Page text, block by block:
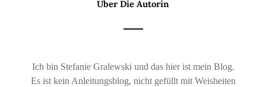
Über Die Autorin
Ich bin Stefanie Gralewski und das hier ist mein Blog.
Es ist kein Anleitungsblog, nicht gefüllt mit Weisheiten